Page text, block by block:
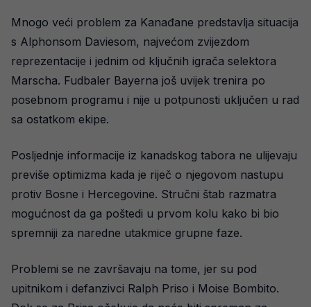
Mnogo veći problem za Kanađane predstavlja situacija
s Alphonsom Daviesom, najvećom zvijezdom
reprezentacije i jednim od ključnih igrača selektora
Marscha. Fudbaler Bayerna još uvijek trenira po
posebnom programu i nije u potpunosti uključen u rad
sa ostatkom ekipe.
Posljednje informacije iz kanadskog tabora ne ulijevaju
previše optimizma kada je riječ o njegovom nastupu
protiv Bosne i Hercegovine. Stručni štab razmatra
mogućnost da ga poštedi u prvom kolu kako bi bio
spremniji za naredne utakmice grupne faze.
Problemi se ne završavaju na tome, jer su pod
upitnikom i defanzivci Ralph Priso i Moise Bombito.